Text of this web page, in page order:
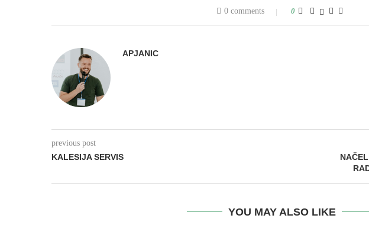
0 comments 0
APJANIC
previous post
KALESIJA SERVIS
YOU MAY ALSO LIKE